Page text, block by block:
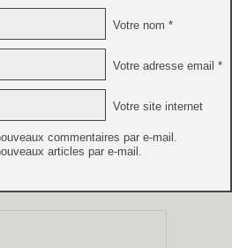
Votre nom *
Votre adresse email *
Votre site internet
commentaires par e-mail.
articles par e-mail.